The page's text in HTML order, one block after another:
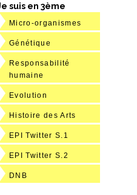
suis en 3ème
Micro-organismes
Génétique
Responsabilité
humaine
Evolution
Histoire des Arts
EPI Twitter S.1
EPI Twitter S.2
DNB